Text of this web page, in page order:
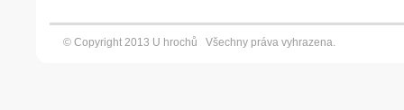
© Copyright 2013 U hrochů Všechny práva vyhrazena.